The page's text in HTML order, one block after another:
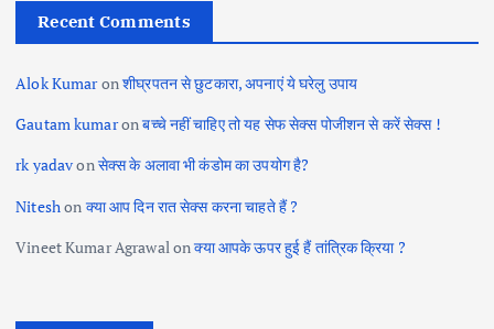
Recent Comments
Alok Kumaronशीघ्रपतन से छुटकारा, अपनाएं ये घरेलु उपाय
Gautam kumaronबच्चे नहीं चाहिए तो यह सेफ सेक्स पोजीशन से करें सेक्स !
rk yadavonसेक्स के अलावा भी कंडोम का उपयोग है?
Nitesh on क्या आप दिन रात सेक्स करना चाहते हैं ?
Vineet Kumar Agrawal onक्या आपके ऊपर हुई हैं तांत्रिक क्रिया ?